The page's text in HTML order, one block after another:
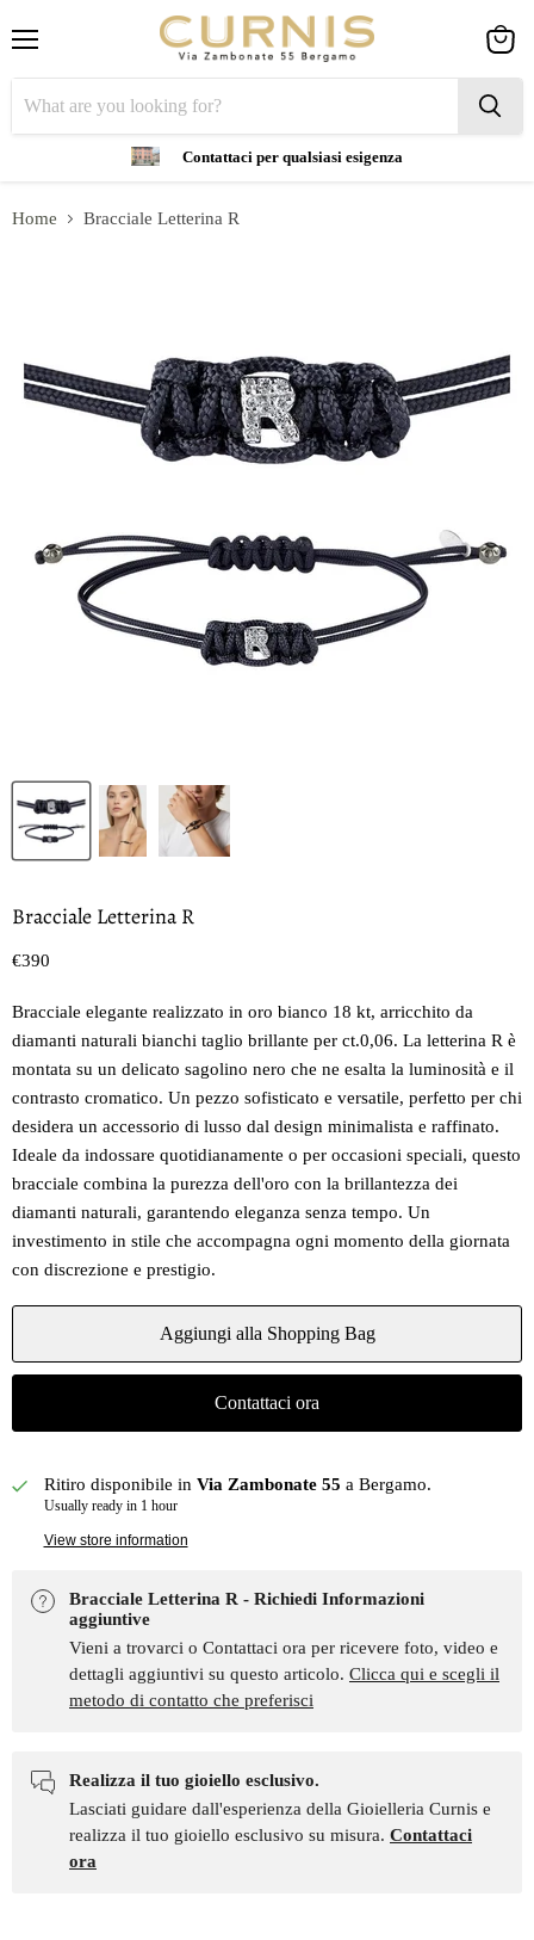
Contattaci per qualsiasi esigenza
cart
Home Bracciale Letterina R
Bracciale Letterina R
Prezzo oggi
€390
Bracciale elegante realizzato in oro bianco 18 kt, arricchito da
diamanti naturali bianchi taglio brillante per ct.0,06. La letterina R è
montata su un delicato sagolino nero che ne esalta la luminosità e il
contrasto cromatico. Un pezzo sofisticato e versatile, perfetto per chi
desidera un accessorio di lusso dal design minimalista e raffinato.
Ideale da indossare quotidianamente o per occasioni speciali, questo
bracciale combina la purezza dell'oro con la brillantezza dei
diamanti naturali, garantendo eleganza senza tempo. Un
investimento in stile che accompagna ogni momento della giornata
con discrezione e prestigio.
Aggiungi alla Shopping Bag
Contattaci ora
Ritiro disponibile in Via Zambonate 55 a Bergamo.
Usually ready in 1 hour
View store information
Bracciale Letterina R - Richiedi Informazioni
aggiuntive
Vieni a trovarci o Contattaci ora per ricevere foto, video e
dettagli aggiuntivi su questo articolo. Clicca qui e scegli il
metodo di contatto che preferisci
Realizza il tuo gioiello esclusivo.
Lasciati guidare dall'esperienza della Gioielleria Curnis e
realizza il tuo gioiello esclusivo su misura. Contattaci
ora